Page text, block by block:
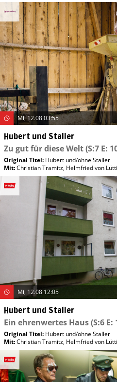
Mi, 12.08 03:55
Hubert und Staller
Zu gut für diese Welt(S:7 E:
Original Titel: Hubert und/​ohne Staller
Mit:Christian Tramitz, Helmfried von
Mi, 12.08 12:05
Hubert und Staller
Ein ehrenwertes Haus(S:6 E:
Original Titel: Hubert und/​ohne Staller
Mit:Christian Tramitz, Helmfried von